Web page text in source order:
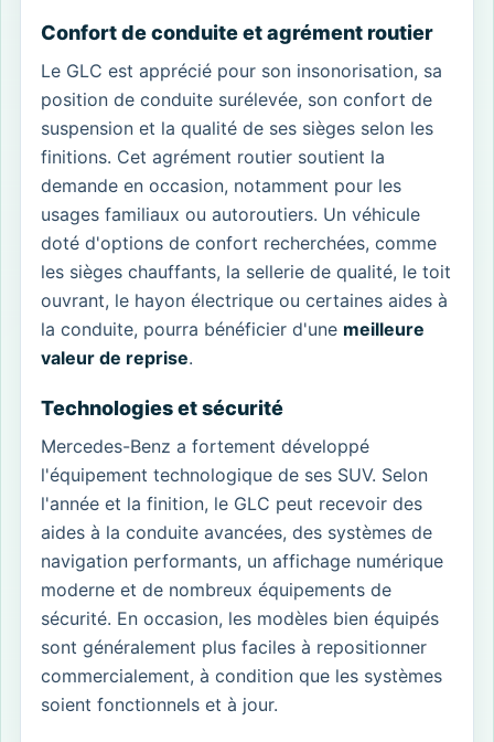
Confort de conduite et agrément routier
Le GLC est apprécié pour son insonorisation, sa
position de conduite surélevée, son confort de
suspension et la qualité de ses sièges selon les
finitions. Cet agrément routier soutient la
demande en occasion, notamment pour les
usages familiaux ou autoroutiers. Un véhicule
doté d'options de confort recherchées, comme
les sièges chauffants, la sellerie de qualité, le toit
ouvrant, le hayon électrique ou certaines aides à
la conduite, pourra bénéficier d'une meilleure
valeur de reprise.
Technologies et sécurité
Mercedes-Benz a fortement développé
l'équipement technologique de ses SUV. Selon
l'année et la finition, le GLC peut recevoir des
aides à la conduite avancées, des systèmes de
navigation performants, un affichage numérique
moderne et de nombreux équipements de
sécurité. En occasion, les modèles bien équipés
sont généralement plus faciles à repositionner
commercialement, à condition que les systèmes
soient fonctionnels et à jour.